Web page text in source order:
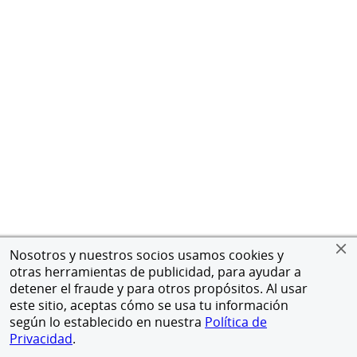
Nosotros y nuestros socios usamos cookies y
otras herramientas de publicidad, para ayudar a
detener el fraude y para otros propósitos. Al usar
este sitio, aceptas cómo se usa tu información
según lo establecido en nuestra Política de
Privacidad.